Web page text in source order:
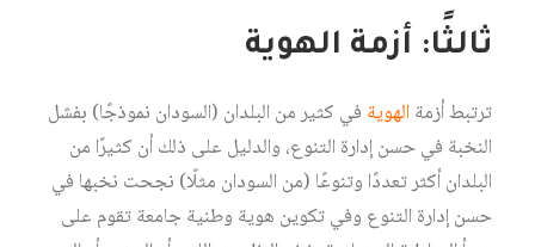
ثالثًا: أزمة الهوية
ترتبط أزمةالهوية في كثير من البلدان (السودان نموذجًا) بفشل
النخبة في حسن إدارة التنوع، والدليل على ذلك أن كثيرًا من
البلدان أكثر تعددًا وتنوعًا (من السودان مثلًا) نجحت نخبها في
حسن إدارة التنوع وفي تكوين هوية وطنية جامعة تقوم على